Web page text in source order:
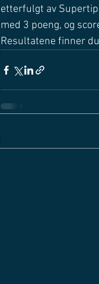
etterfulgt av
med 3 poeng, og
Resultatene finner du